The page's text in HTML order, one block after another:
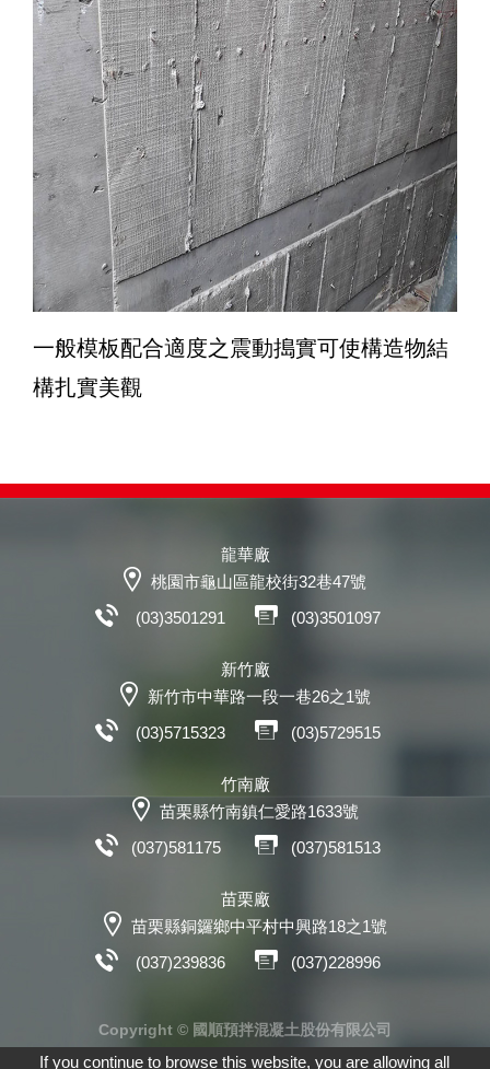
一般模板配合適度之震動搗實可使構造物結
構扎實美觀
龍華廠
桃園市龜山區龍校街32巷47號
(03)3501291
(03)3501097
新竹廠
新竹市中華路一段一巷26之1號
(03)5715323
(03)5729515
竹南廠
苗栗縣竹南鎮仁愛路1633號
(037)581175
(037)581513
苗栗廠
苗栗縣銅鑼鄉中平村中興路18之1號
(037)239836
(037)228996
Copyright © 國順預拌混凝土股份有限公司
If you continue to browse this website, you are allowing all